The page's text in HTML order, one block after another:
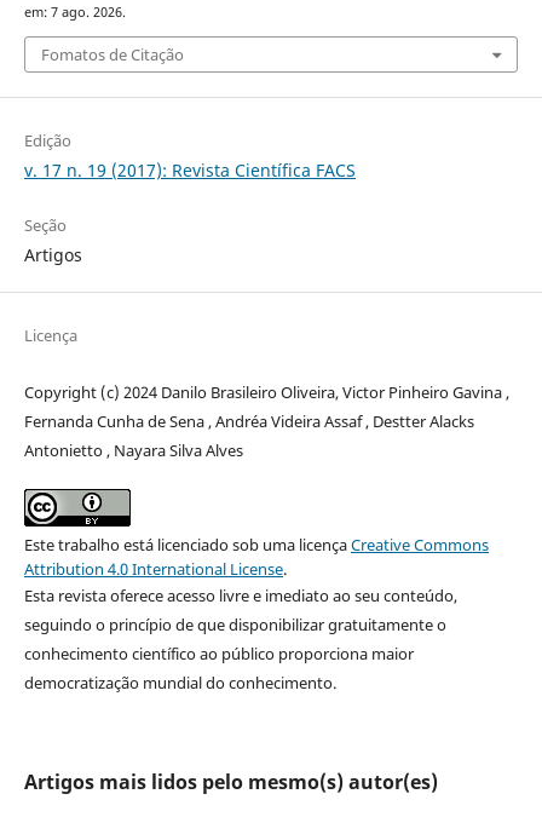
em: 7 ago. 2026.
Fomatos de Citação
Edição
v. 17 n. 19 (2017): Revista Científica FACS
Seção
Artigos
Licença
Copyright (c) 2024 Danilo Brasileiro Oliveira, Victor Pinheiro Gavina ,
Fernanda Cunha de Sena , Andréa Videira Assaf , Destter Alacks
Antonietto , Nayara Silva Alves
Este trabalho está licenciado sob uma licençaCreative Commons
Attribution 4.0 International License.
Esta revista oferece acesso livre e imediato ao seu conteúdo,
seguindo o princípio de que disponibilizar gratuitamente o
conhecimento científico ao público proporciona maior
democratização mundial do conhecimento.
Artigos mais lidos pelo mesmo(s) autor(es)